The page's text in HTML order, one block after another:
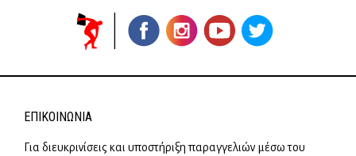
ΕΠΙΚΟΙΝΩΝΊΑ
Για διευκρινίσεις και υποστήριξη παραγγελιών μέσω του